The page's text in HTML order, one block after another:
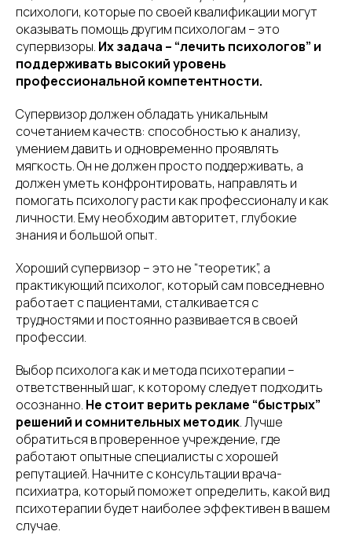
психологи, которые по своей квалификации могут
оказывать помощь другим психологам – это
супервизоры. Их задача – “лечить психологов” и
поддерживать высокий уровень
профессиональной компетентности.
Супервизор должен обладать уникальным
сочетанием качеств: способностью к анализу,
умением давить и одновременно проявлять
мягкость. Он не должен просто поддерживать, а
должен уметь конфронтировать, направлять и
помогать психологу расти как профессионалу и как
личности. Ему необходим авторитет, глубокие
знания и большой опыт.
Хороший супервизор – это не “теоретик”, а
практикующий психолог, который сам повседневно
работает с пациентами, сталкивается с
трудностями и постоянно развивается в своей
профессии.
Выбор психолога как и метода психотерапии –
ответственный шаг, к которому следует подходить
осознанно. Не стоит верить рекламе “быстрых”
решений и сомнительных методик. Лучше
обратиться в проверенное учреждение, где
работают опытные специалисты с хорошей
репутацией. Начните с консультации врача-
психиатра, который поможет определить, какой вид
психотерапии будет наиболее эффективен в вашем
случае.